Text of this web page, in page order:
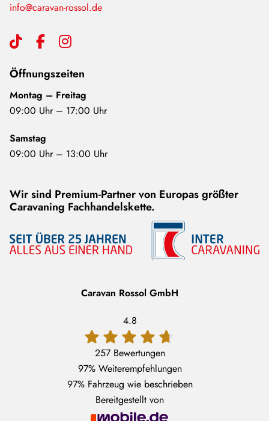
info@caravan-rossol.de
Öffnungszeiten
Montag – Freitag
09:00 Uhr – 17:00 Uhr
Samstag
09:00 Uhr – 13:00 Uhr
Wir sind Premium-Partner von Europas größter
Caravaning Fachhandelskette.
Caravan Rossol GmbH
4.8
257 Bewertungen
97%Weiterempfehlungen
97%Fahrzeug wie beschrieben
Bereitgestellt von